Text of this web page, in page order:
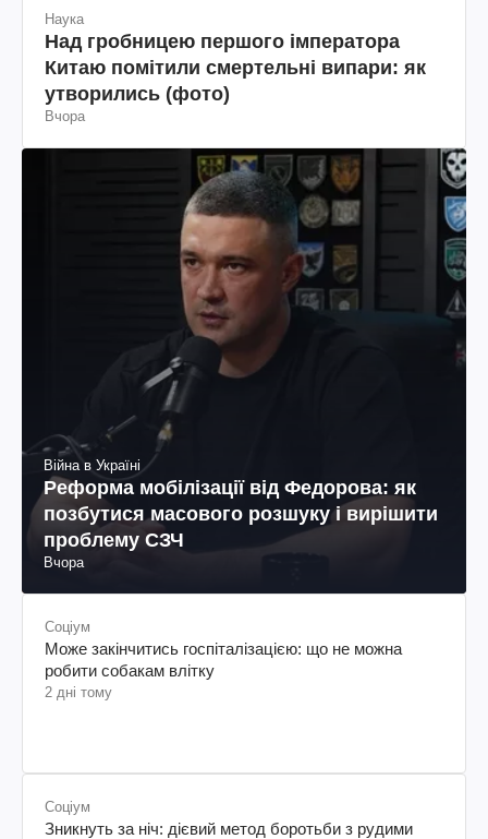
Наука
Над гробницею першого імператора
Китаю помітили смертельні випари: як
утворились (фото)
Вчора
Війна в Україні
Реформа мобілізації від Федорова: як
позбутися масового розшуку і вирішити
проблему СЗЧ
Вчора
Соціум
Може закінчитись госпіталізацією: що не можна
робити собакам влітку
2 дні тому
Соціум
Зникнуть за ніч: дієвий метод боротьби з рудими